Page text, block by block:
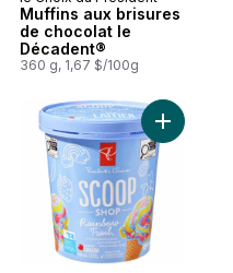
Muffins aux brisures
de chocolat le
Décadent®
360 g, 1,67 $/100g
Ajouter